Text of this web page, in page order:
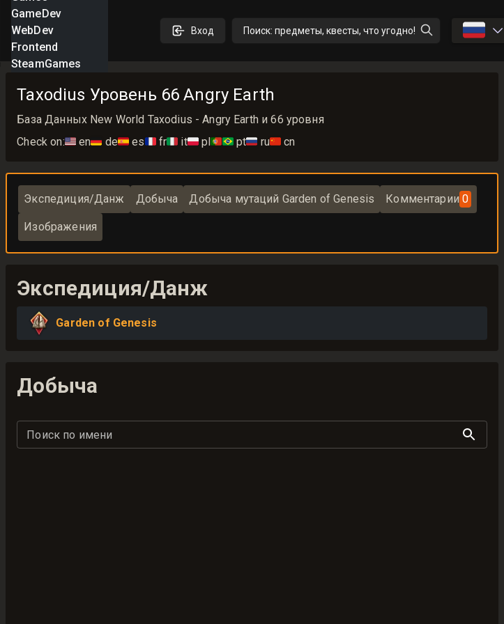
GameDev
WebDev
Frontend
SteamGames
Вход Поиск: предметы, квесты, что угодно! 🇷🇺
Taxodius Уровень 66 Angry Earth
База Данных New World Taxodius - Angry Earth и 66 уровня
Check on:🇺🇸 en🇩🇪 de🇪🇸 es🇫🇷 fr🇮🇹 it🇵🇱 pl🇵🇹🇧🇷 pt🇷🇺 ru🇨🇳 cn
Экспедиция/Данж Добыча Добыча мутаций Garden of Genesis Комментарии 0
Изображения
Экспедиция/Данж
Garden of Genesis
Добыча
Поиск по имени